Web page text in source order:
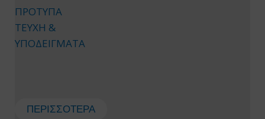
ΠΡΟΤΥΠΑ
ΤΕΥΧΗ &
ΥΠΟΔΕΙΓΜΑΤΑ
ΠΕΡΙΣΣΌΤΕΡΑ